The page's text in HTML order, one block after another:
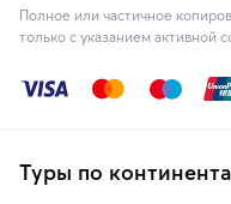
Полное или частичное
только с указанием активной
Туры по